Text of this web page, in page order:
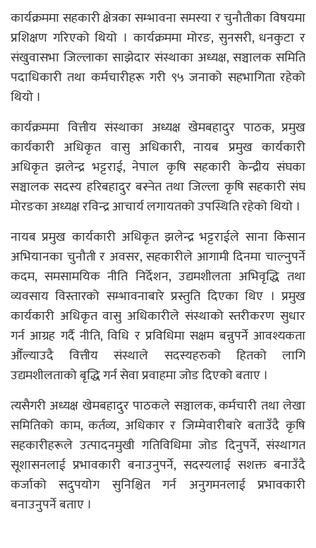
कार्यक्रममा सहकारी क्षेत्रका सम्भावना समस्या र चुनौतीका विषयमा
प्रशिक्षण गरिएको थियो । कार्यक्रममा मोरङ, सुनसरी, धनकुटा र
संखुवासभा जिल्लाका साझेदार संस्थाका अध्यक्ष, सञ्चालक समिति
पदाधिकारी तथा कर्मचारीहरू गरी ९५ जनाको सहभागिता रहेको
थियो ।
कार्यक्रममा वित्तीय संस्थाका अध्यक्ष खेमबहादुर पाठक, प्रमुख
कार्यकारी अधिकृत वासु अधिकारी, नायब प्रमुख कार्यकारी
अधिकृत झलेन्द्र भट्टराई, नेपाल कृषि सहकारी केन्द्रीय संघका
सञ्चालक सदस्य हरिबहादुर बस्नेत तथा जिल्ला कृषि सहकारी संघ
मोरङका अध्यक्ष रविन्द्र आचार्य लगायतको उपस्थिति रहेको थियो ।
नायब प्रमुख कार्यकारी अधिकृत झलेन्द्र भट्टराईले साना किसान
अभियानका चुनौती र अवसर, सहकारीले आगामी दिनमा चाल्नुपर्ने
कदम, समसामयिक नीति निर्देशन, उद्यमशीलता अभिवृद्धि तथा
व्यवसाय विस्तारको सम्भावनाबारे प्रस्तुति दिएका थिए । प्रमुख
कार्यकारी अधिकृत वासु अधिकारीले संस्थाको स्तरीकरण सुधार
गर्न आग्रह गर्दै नीति, विधि र प्रविधिमा सक्षम बन्नुपर्ने आवश्यकता
औँल्याउदै वित्तीय संस्थाले सदस्यहरुको हितको लागि
उद्यमशीलताको बृद्धि गर्न सेवा प्रवाहमा जोड दिएको बताए ।
त्यसैगरी अध्यक्ष खेमबहादुर पाठकले सञ्चालक, कर्मचारी तथा लेखा
समितिको काम, कर्तव्य, अधिकार र जिम्मेवारीबारे बताउँदै कृषि
सहकारीहरूले उत्पादनमुखी गतिविधिमा जोड दिनुपर्ने, संस्थागत
सूशासनलाई प्रभावकारी बनाउनुपर्ने, सदस्यलाई सशक्त बनाउँदै
कर्जाको सदुपयोग सुनिश्चित गर्न अनुगमनलाई प्रभावकारी
बनाउनुपर्ने बताए ।